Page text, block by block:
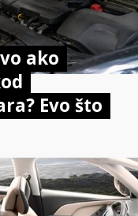
ako
Evo što